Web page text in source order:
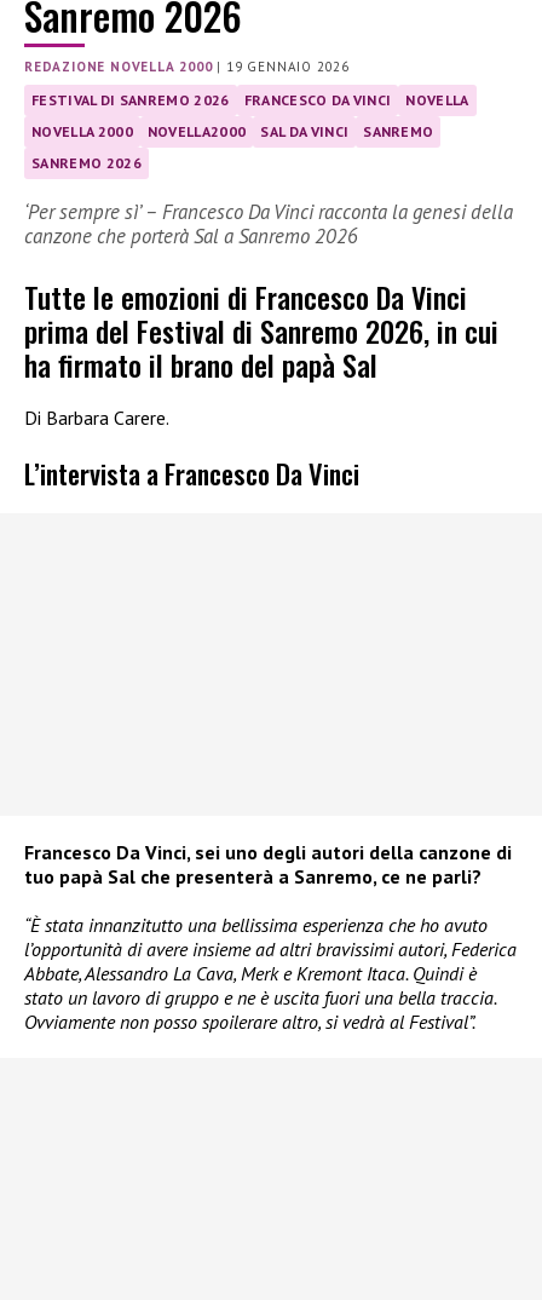
Sanremo 2026
REDAZIONE NOVELLA 2000| 19 GENNAIO 2026
FESTIVAL DI SANREMO 2026 FRANCESCO DA VINCI
NOVELLA
NOVELLA 2000
NOVELLA2000 SAL DA VINCI
SANREMO
SANREMO 2026
‘Per sempre sì’ – Francesco Da Vinci racconta la genesi della
canzone che porterà Sal a Sanremo 2026
Tutte le emozioni di Francesco Da Vinci
prima del Festival di Sanremo 2026, in cui
ha firmato il brano del papà Sal
Di Barbara Carere.
L’intervista a Francesco Da Vinci
Francesco Da Vinci, sei uno degli autori della canzone di
tuo papà Sal che presenterà a Sanremo, ce ne parli?
“È stata innanzitutto una bellissima esperienza che ho avuto
l’opportunità di avere insieme ad altri bravissimi autori, Federica
Abbate, Alessandro La Cava, Merk e Kremont Itaca. Quindi è
stato un lavoro di gruppo e ne è uscita fuori una bella traccia.
Ovviamente non posso spoilerare altro, si vedrà al Festival”.